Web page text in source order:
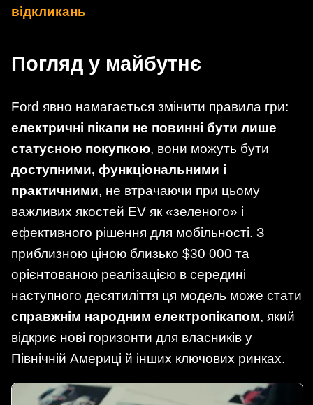
відкликань
Погляд у майбутнє
Ford явно намагається змінити правила гри:
електричні пікапи не повинні бути лише
статусною покупкою, вони можуть бути
доступними, функціональними і
практичними, не втрачаючи при цьому
важливих якостей EV як «зеленого» і
ефективного рішення для мобільності. З
приблизною ціною близько $30 000 та
орієнтованою реалізацією в середині
наступного десятиліття ця модель може стати
справжнім народним електропікапом, який
відкриє нові горизонти для власників у
Північній Америці й інших ключових ринках.